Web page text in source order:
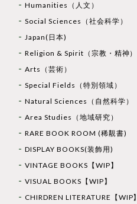
Humanities（人文）
Social Sciences（社会科学）
Japan(日本)
Religion & Spirit（宗教・精神）
Arts（芸術）
Special Fields（特別領域）
Natural Sciences（自然科学）
Area Studies（地域研究）
RARE BOOK ROOM (稀覯書)
DISPLAY BOOKS(装飾用)
VINTAGE BOOKS【WIP】
VISUAL BOOKS【WIP】
CHIRDREN LITERATURE【WIP】